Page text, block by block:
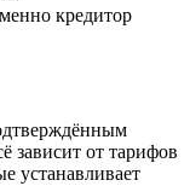
кредитор
от тарифов
устанавливает